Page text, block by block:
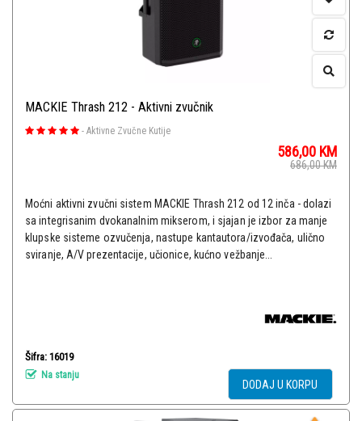
MACKIE Thrash 212 - Aktivni zvučnik
- Aktivne Zvučne Kutije
586,00 KM
686,00KM
Moćni aktivni zvučni sistem MACKIE Thrash 212 od 12 inča - dolazi
sa integrisanim dvokanalnim mikserom, i sjajan je izbor za manje
klupske sisteme ozvučenja, nastupe kantautora/izvođača, ulično
sviranje, A/V prezentacije, učionice, kućno vežbanje...
Šifra: 16019
Na stanju
DODAJ U KORPU